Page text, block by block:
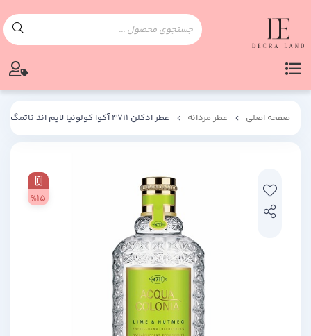
صفحه اصلی عطر مردانه عطر ادکلن 4711 آکوا کولونیا لایم اند ناتمگ | Acqua Colonia Lime & Nutmeg 4711
%15